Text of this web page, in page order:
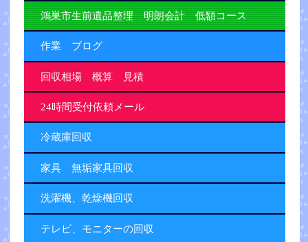
鴻巣市生前遺品整理 明朗会計 低額コース
作業 ブログ
回収相場 概算 見積
24時間受付依頼メール
冷蔵庫回収
家具 無垢家具回収
洗濯機、乾燥機回収
テレビ、モニターの回収